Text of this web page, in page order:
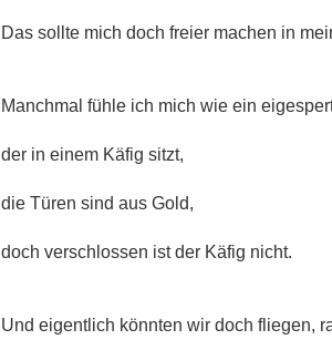
Das sollte mich doch freier machen in
Manchmal fühle ich mich wie ein
der in einem Käfig sitzt,
die Türen sind aus Gold,
doch verschlossen ist der Käfig nicht.
Und eigentlich könnten wir doch fliegen,